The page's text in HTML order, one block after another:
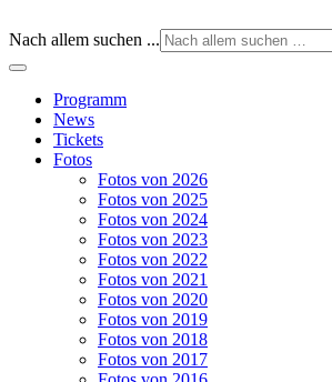
Nach allem suchen ...
Programm
News
Tickets
Fotos
Fotos von 2026
Fotos von 2025
Fotos von 2024
Fotos von 2023
Fotos von 2022
Fotos von 2021
Fotos von 2020
Fotos von 2019
Fotos von 2018
Fotos von 2017